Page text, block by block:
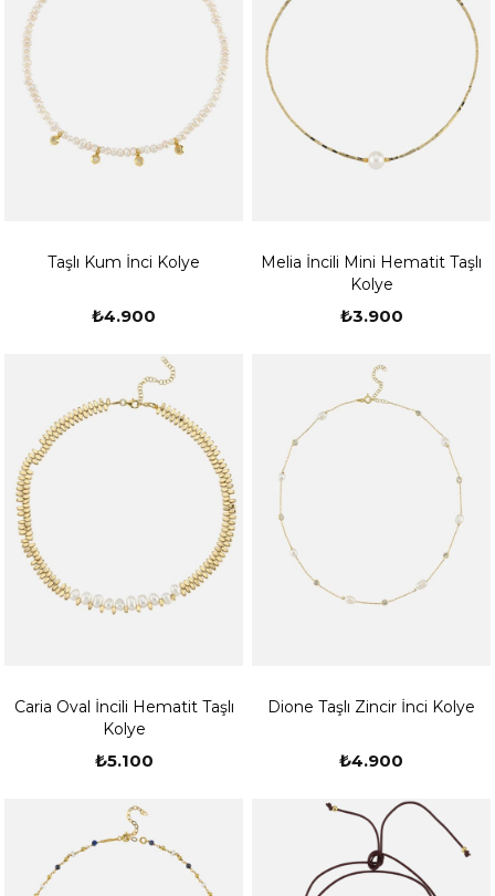
Taşlı Kum İnci Kolye
₺4.900
Melia İncili Mini Hematit Taşlı
Kolye
₺3.900
Caria Oval İncili Hematit Taşlı
Kolye
₺5.100
Dione Taşlı Zincir İnci Kolye
₺4.900